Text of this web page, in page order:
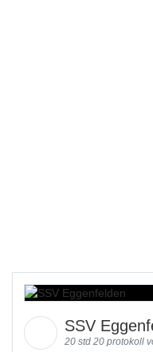
SSV
20 std 20 protokoll